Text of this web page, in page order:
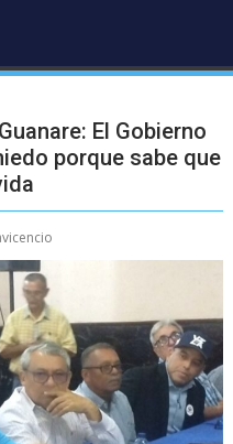
El Gobierno
porque sabe que